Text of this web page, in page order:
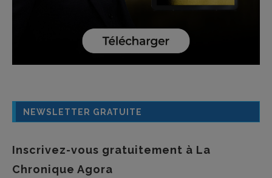
NEWSLETTER GRATUITE
Inscrivez-vous gratuitement à La
Chronique Agora